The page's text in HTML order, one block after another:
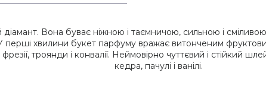
діамант. Вона буває ніжною і таємничою, сильною і
хвилини букет парфуму вражає витонченим
троянди і конвалії. Неймовірно чуттєвий і стійкий
кедра, пачулі і ванілі.